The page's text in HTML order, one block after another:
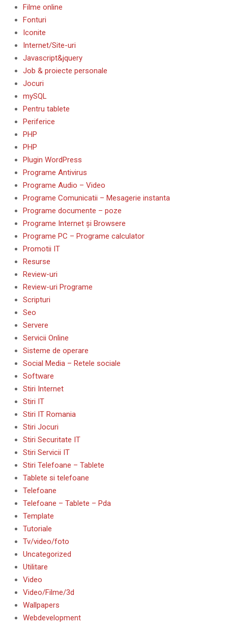
Filme online
Fonturi
Iconite
Internet/Site-uri
Javascript&jquery
Job & proiecte personale
Jocuri
mySQL
Pentru tablete
Periferice
PHP
PHP
Plugin WordPress
Programe Antivirus
Programe Audio – Video
Programe Comunicatii – Mesagerie instanta
Programe documente – poze
Programe Internet și Browsere
Programe PC – Programe calculator
Promotii IT
Resurse
Review-uri
Review-uri Programe
Scripturi
Seo
Servere
Servicii Online
Sisteme de operare
Social Media – Retele sociale
Software
Stiri Internet
Stiri IT
Stiri IT Romania
Stiri Jocuri
Stiri Securitate IT
Stiri Servicii IT
Stiri Telefoane – Tablete
Tablete si telefoane
Telefoane
Telefoane – Tablete – Pda
Template
Tutoriale
Tv/video/foto
Uncategorized
Utilitare
Video
Video/Filme/3d
Wallpapers
Webdevelopment